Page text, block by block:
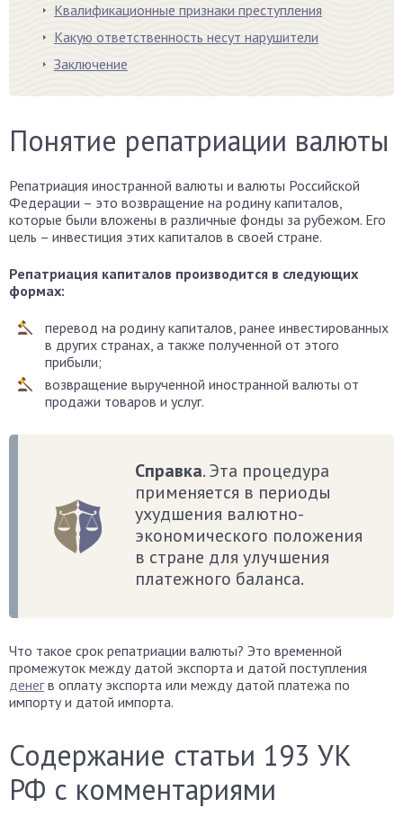
Квалификационные признаки преступления
Какую ответственность несут нарушители
Заключение
Понятие репатриации валюты
Репатриация иностранной валюты и валюты Российской
Федерации – это возвращение на родину капиталов,
которые были вложены в различные фонды за рубежом. Его
цель – инвестиция этих капиталов в своей стране.
Репатриация капиталов производится в следующих
формах:
перевод на родину капиталов, ранее инвестированных
в других странах, а также полученной от этого
прибыли;
возвращение вырученной иностранной валюты от
продажи товаров и услуг.
Справка. Эта процедура
применяется в периоды
ухудшения валютно-
экономического положения
в стране для улучшения
платежного баланса.
Что такое срок репатриации валюты? Это временной
промежуток между датой экспорта и датой поступления
денегв оплату экспорта или между датой платежа по
импорту и датой импорта.
Содержание статьи 193 УК
РФ с комментариями